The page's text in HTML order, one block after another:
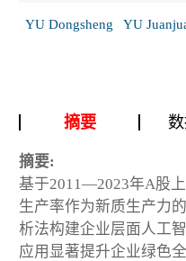
YU Dongsheng YU
摘要
摘要:
基于2011—2023年A股
生产率作为新质生产力
析法构建企业层面人工
应用显著提升企业绿色